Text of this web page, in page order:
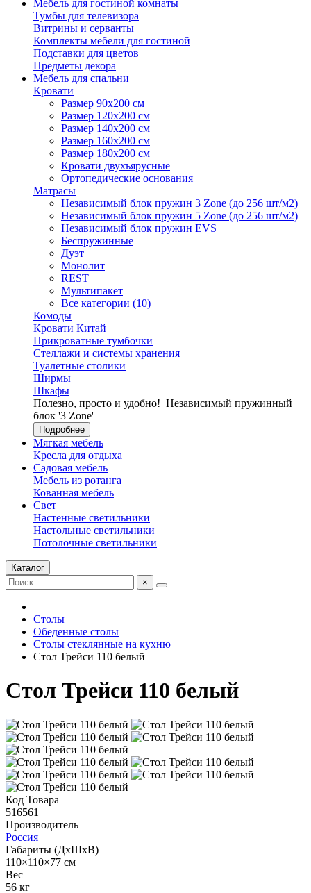
Мебель для гостиной комнаты
Тумбы для телевизора
Витрины и серванты
Комплекты мебели для гостиной
Подставки для цветов
Предметы декора
Мебель для спальни
Кровати
Размер 90х200 см
Размер 120х200 см
Размер 140х200 см
Размер 160х200 см
Размер 180х200 см
Кровати двухъярусные
Ортопедические основания
Матрасы
Независимый блок пружин 3 Zone (до 256 шт/м2)
Независимый блок пружин 5 Zone (до 256 шт/м2)
Независимый блок пружин EVS
Беспружинные
Дуэт
Монолит
REST
Мультипакет
Все категории (10)
Комоды
Кровати Китай
Прикроватные тумбочки
Стеллажи и системы хранения
Туалетные столики
Ширмы
Шкафы
Полезно, просто и удобно! Независимый пружинный
блок '3 Zone'
Подробнее
Мягкая мебель
Кресла для отдыха
Садовая мебель
Мебель из ротанга
Кованная мебель
Свет
Настенные светильники
Настольные светильники
Потолочные светильники
Каталог
×
Столы
Обеденные столы
Столы стеклянные на кухню
Стол Трейси 110 белый
Стол Трейси 110 белый
Код Товара
516561
Производитель
Россия
Габариты (ДхШхВ)
110×110×77 см
Вес
56 кг